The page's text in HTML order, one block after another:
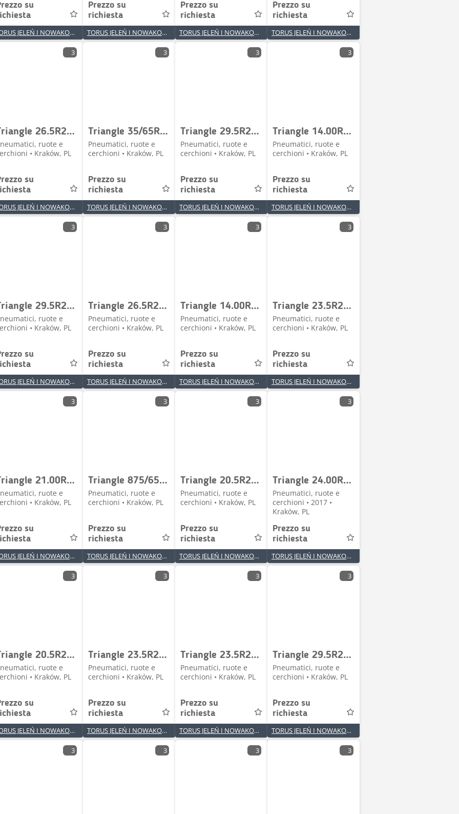
su
TORUS JELEŃ I NOWAKOWSKI SPÓŁKA JAWNA
Prezzo su
richiesta
TORUS JELEŃ I NOWAKOWSKI SPÓŁKA JAWNA
Prezzo su
richiesta
TORUS JELEŃ I NOWAKOWSKI SPÓŁKA JAWNA
Prezzo su
richiesta
TORUS JELEŃ I NOWAKOWSKI SPÓŁKA JAWNA
3
Triangle 26.5R25 TB598S ** L4 TL
ruote e
• Kraków, PL
su
TORUS JELEŃ I NOWAKOWSKI SPÓŁKA JAWNA
3
Triangle 35/65R33 TL535S+ *** L5 TL
Pneumatici, ruote e
cerchioni • Kraków, PL
Prezzo su
richiesta
TORUS JELEŃ I NOWAKOWSKI SPÓŁKA JAWNA
3
Triangle 29.5R25 TL559S+ ** L5R TL
Pneumatici, ruote e
cerchioni • Kraków, PL
Prezzo su
richiesta
TORUS JELEŃ I NOWAKOWSKI SPÓŁKA JAWNA
3
Triangle 14.00R25 (385/95R25) TB576 *** 177F TL
Pneumatici, ruote e
cerchioni • Kraków, PL
Prezzo su
richiesta
TORUS JELEŃ I NOWAKOWSKI SPÓŁKA JAWNA
3
Triangle 29.5R25 TL538S+ ** L5T TL
ruote e
• Kraków, PL
su
TORUS JELEŃ I NOWAKOWSKI SPÓŁKA JAWNA
3
Triangle 26.5R25 TL559S+ ** L5R TL
Pneumatici, ruote e
cerchioni • Kraków, PL
Prezzo su
richiesta
TORUS JELEŃ I NOWAKOWSKI SPÓŁKA JAWNA
3
Triangle 14.00R25 (385/95R25) TB586 *** 177F TL
Pneumatici, ruote e
cerchioni • Kraków, PL
Prezzo su
richiesta
TORUS JELEŃ I NOWAKOWSKI SPÓŁKA JAWNA
3
Triangle 23.5R25 TL538S+ ** L5T TL
Pneumatici, ruote e
cerchioni • Kraków, PL
Prezzo su
richiesta
TORUS JELEŃ I NOWAKOWSKI SPÓŁKA JAWNA
3
Triangle 21.00R33 TB526S ** E4 TL
ruote e
• Kraków, PL
su
TORUS JELEŃ I NOWAKOWSKI SPÓŁKA JAWNA
3
Triangle 875/65R29 TB598 ** L3/E3 TL
Pneumatici, ruote e
cerchioni • Kraków, PL
Prezzo su
richiesta
TORUS JELEŃ I NOWAKOWSKI SPÓŁKA JAWNA
3
Triangle 20.5R25 TB516 ** E3/L3 TL
Pneumatici, ruote e
cerchioni • Kraków, PL
Prezzo su
richiesta
TORUS JELEŃ I NOWAKOWSKI SPÓŁKA JAWNA
3
Triangle 24.00R35 TB526S ** E4 TL
Pneumatici, ruote e
cerchioni • 2017 •
Kraków, PL
Prezzo su
richiesta
TORUS JELEŃ I NOWAKOWSKI SPÓŁKA JAWNA
3
Triangle 20.5R25 TL538S+ ** L5T TL
ruote e
• Kraków, PL
su
TORUS JELEŃ I NOWAKOWSKI SPÓŁKA JAWNA
3
Triangle 23.5R25 TB598S ** L4 TL
Pneumatici, ruote e
cerchioni • Kraków, PL
Prezzo su
richiesta
TORUS JELEŃ I NOWAKOWSKI SPÓŁKA JAWNA
3
Triangle 23.5R25 TL559S+ ** L5R TL
Pneumatici, ruote e
cerchioni • Kraków, PL
Prezzo su
richiesta
TORUS JELEŃ I NOWAKOWSKI SPÓŁKA JAWNA
3
Triangle 29.5R25 TB598S ** E4 TL
Pneumatici, ruote e
cerchioni • Kraków, PL
Prezzo su
richiesta
TORUS JELEŃ I NOWAKOWSKI SPÓŁKA JAWNA
3 3 3 3